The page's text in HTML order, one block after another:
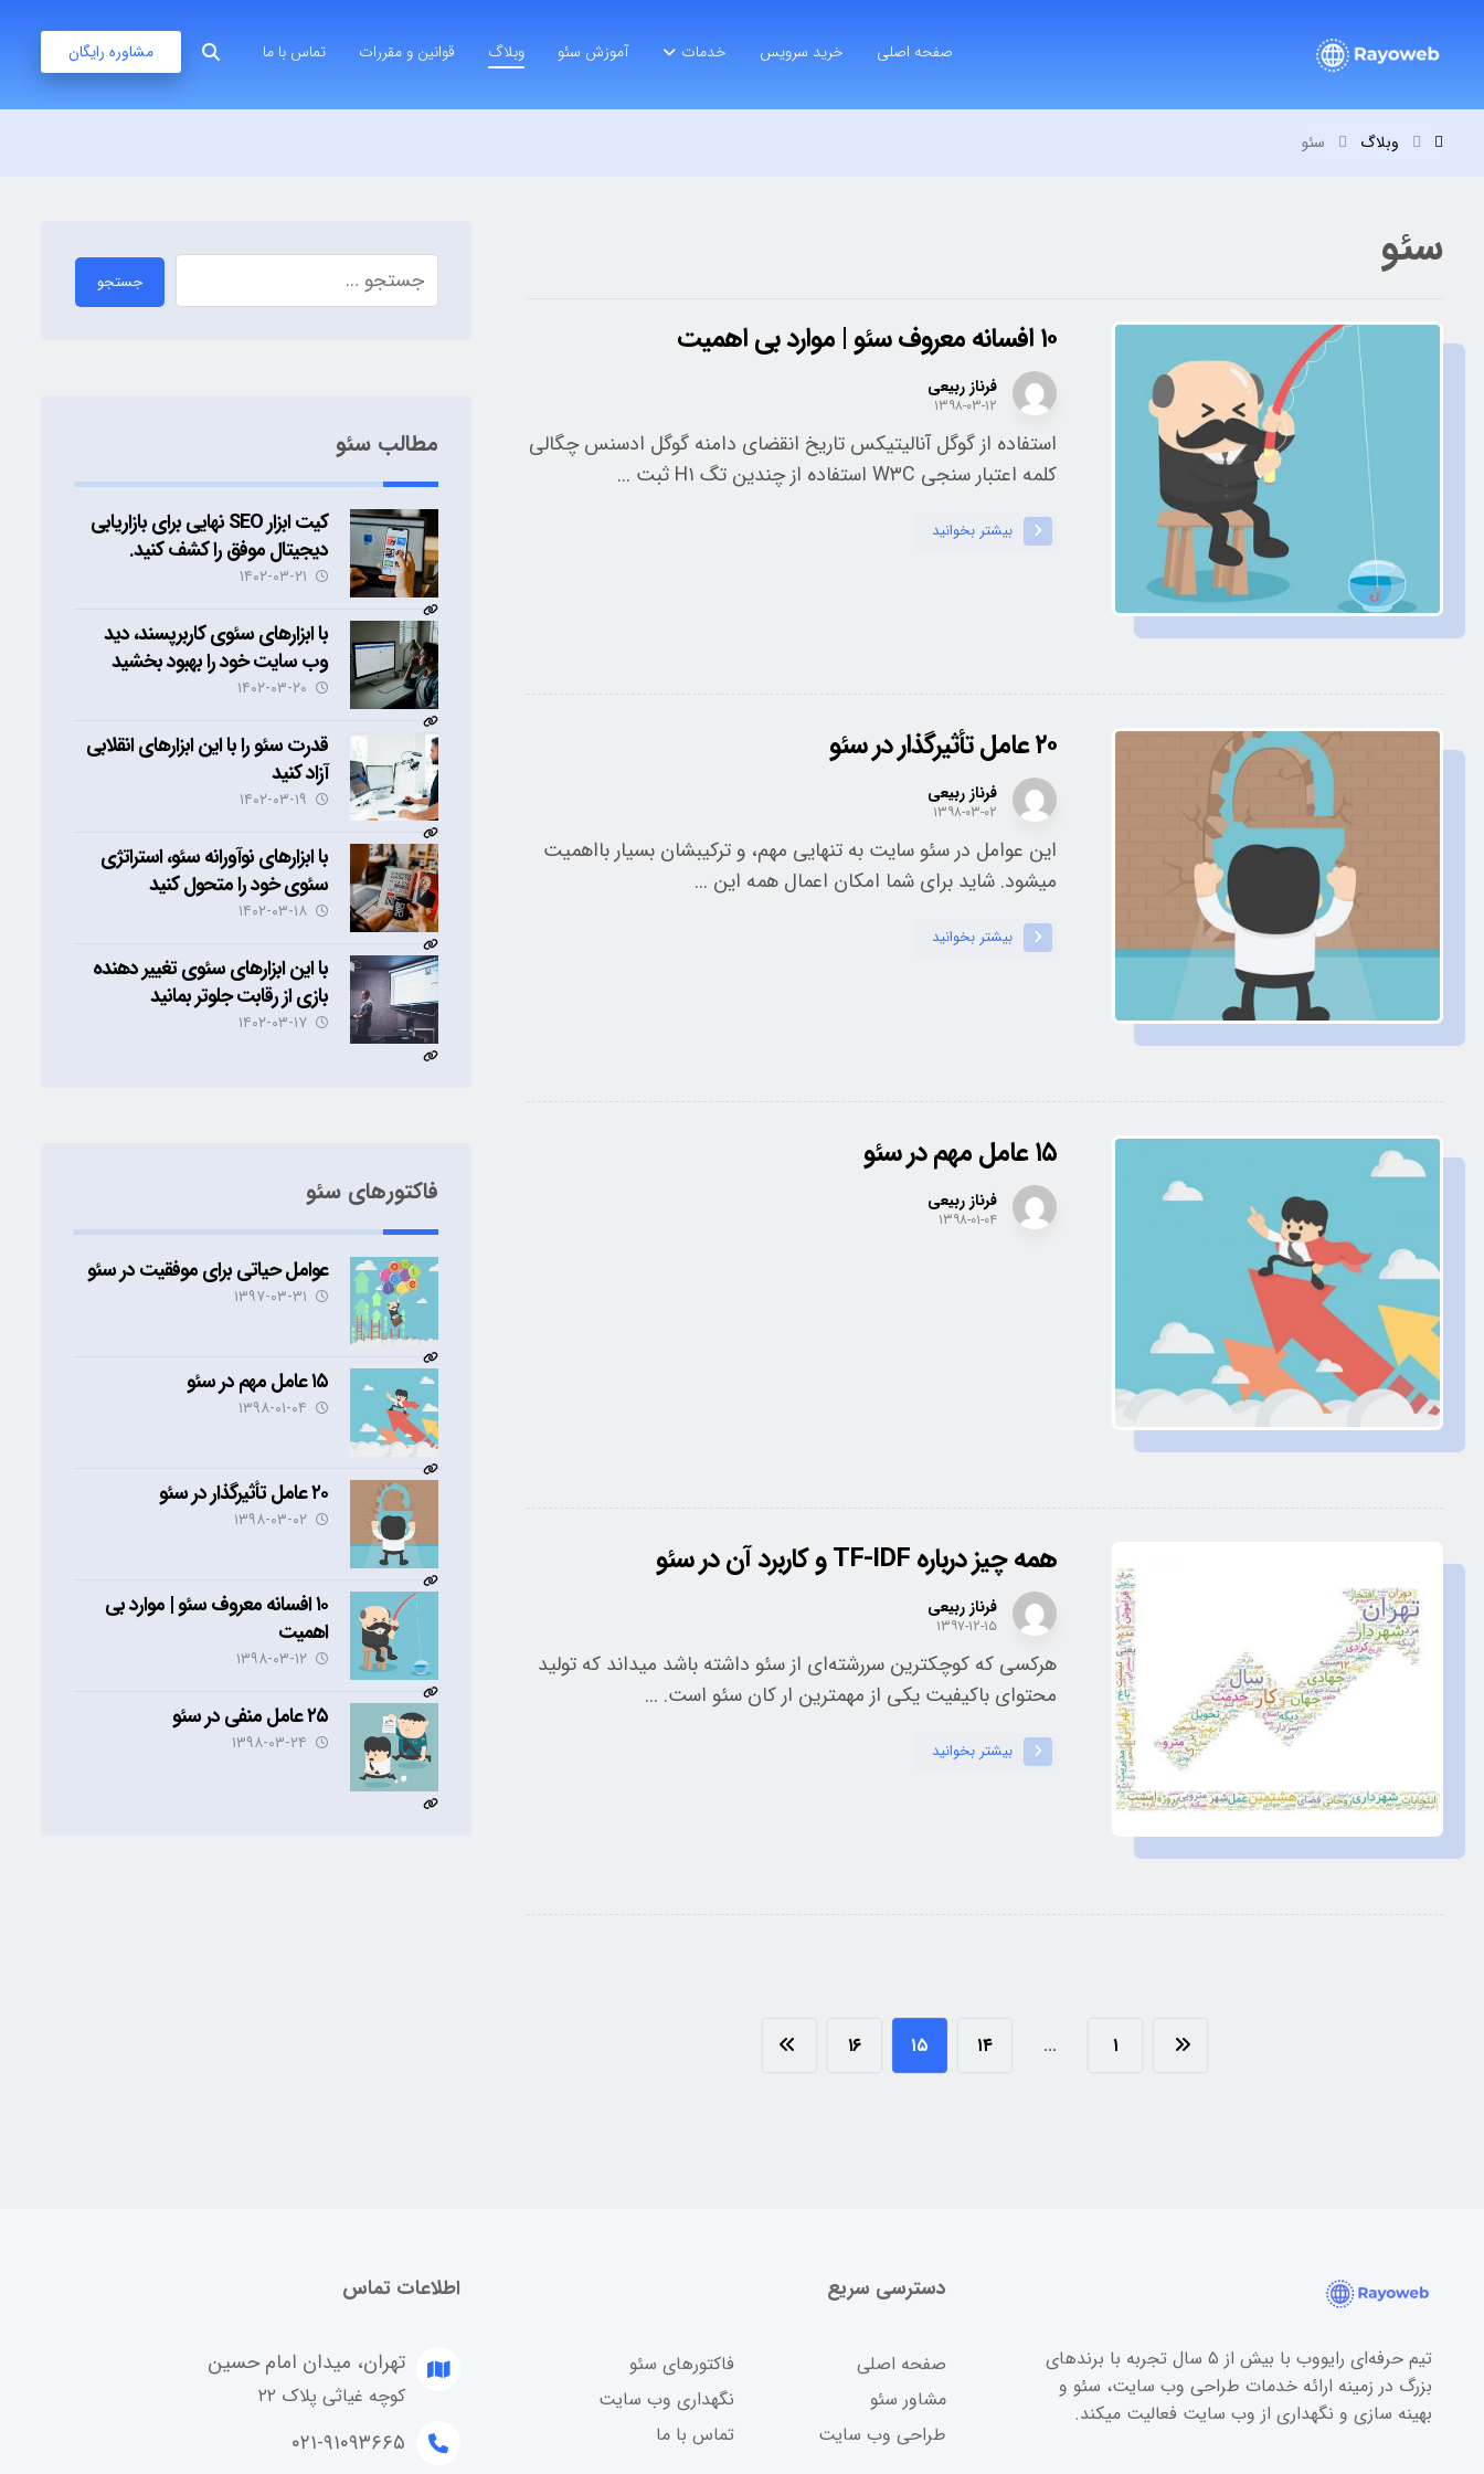
مشاوره رایگان صفحه اصلی خرید سرویس خدمات آموزش سئو وبلاگ قوانین و مقررات تماس با ما
وبلاگ سئو
سئو
۱۰ افسانه معروف سئو | موارد بی اهمیت
فرناز ربیعی
۱۳۹۸-۰۳-۱۲
استفاده از گوگل آنالیتیکس تاریخ انقضای دامنه گوگل ادسنس چگالی
کلمه اعتبار سنجی W۳C استفاده از چندین تگ H۱ ثبت ...
بیشتر بخوانید
۲۰ عامل تأثیرگذار در سئو
فرناز ربیعی
۱۳۹۸-۰۳-۰۲
این عوامل در سئو سایت به تنهایی مهم، و ترکیبشان بسیار بااهمیت
میشود. شاید برای شما امکان اعمال همه این ...
بیشتر بخوانید
۱۵ عامل مهم در سئو
فرناز ربیعی
۱۳۹۸-۰۱-۰۴
همه چیز درباره TF-IDF و کاربرد آن در سئو
فرناز ربیعی
۱۳۹۷-۱۲-۱۵
هرکسی که کوچکترین سررشته‌ای از سئو داشته باشد میداند که تولید
محتوای باکیفیت یکی از مهمترین ار کان سئو است. ...
بیشتر بخوانید
۱ … ۱۴ ۱۵ ۱۶
جستجو
مطالب سئو
کیت ابزار SEO نهایی برای بازاریابی
دیجیتال موفق را کشف کنید.
۱۴۰۲-۰۳-۲۱
با ابزارهای سئوی کاربرپسند، دید
وب سایت خود را بهبود بخشید
۱۴۰۲-۰۳-۲۰
قدرت سئو را با این ابزارهای انقلابی
آزاد کنید
۱۴۰۲-۰۳-۱۹
با ابزارهای نوآورانه سئو، استراتژی
سئوی خود را متحول کنید
۱۴۰۲-۰۳-۱۸
با این ابزارهای سئوی تغییر دهنده
بازی از رقابت جلوتر بمانید
۱۴۰۲-۰۳-۱۷
فاکتورهای سئو
عوامل حیاتی برای موفقیت در سئو
۱۳۹۷-۰۳-۳۱
۱۵ عامل مهم در سئو
۱۳۹۸-۰۱-۰۴
۲۰ عامل تأثیرگذار در سئو
۱۳۹۸-۰۳-۰۲
۱۰ افسانه معروف سئو | موارد بی
اهمیت
۱۳۹۸-۰۳-۱۲
۲۵ عامل منفی در سئو
۱۳۹۸-۰۳-۲۴
تیم حرفه‌ای رایووب با بیش از ۵ سال تجربه با برندهای
بزرگ در زمینه ارائه خدمات طراحی وب سایت، سئو و
بهینه سازی و نگهداری از وب سایت فعالیت میکند.
دسترسی سریع
صفحه اصلی
فاکتورهای سئو
مشاور سئو
نگهداری وب سایت
طراحی وب سایت
تماس با ما
اطلاعات تماس
تهران، میدان امام حسین
کوچه غیاثی پلاک ۲۲
۰۲۱-۹۱۰۹۳۶۶۵